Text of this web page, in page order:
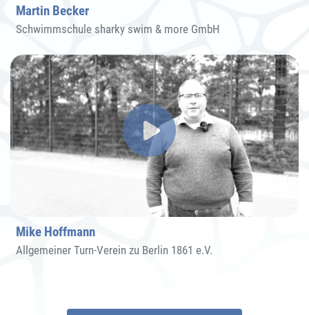
Martin Becker
Schwimmschule sharky swim & more GmbH
Mike Hoffmann
Allgemeiner Turn-Verein zu Berlin 1861 e.V.